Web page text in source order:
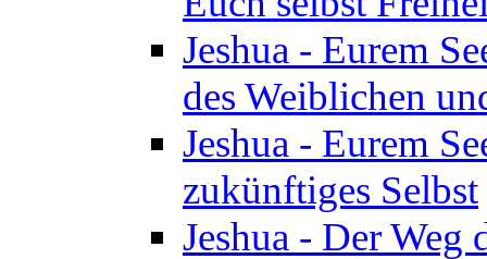
Jeshua - Eurem
des Weiblichen
Jeshua - Eurem
zukünftiges Selbst
Jeshua - Der Weg